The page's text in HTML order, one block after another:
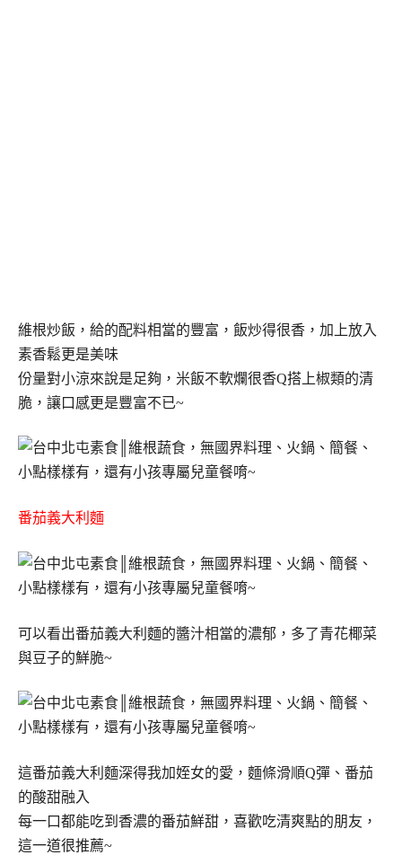
維根炒飯，給的配料相當的豐富，飯炒得很香，加上放入
素香鬆更是美味
份量對小涼來說是足夠，米飯不軟爛很香Q搭上椒類的清
脆，讓口感更是豐富不已~
番茄義大利麵
可以看出番茄義大利麵的醬汁相當的濃郁，多了青花椰菜
與豆子的鮮脆~
這番茄義大利麵深得我加姪女的愛，麵條滑順Q彈、番茄
的酸甜融入
每一口都能吃到香濃的番茄鮮甜，喜歡吃清爽點的朋友，
這一道很推薦~